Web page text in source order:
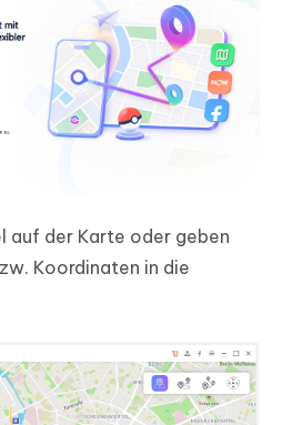
auf der Karte oder geben
Koordinaten in die